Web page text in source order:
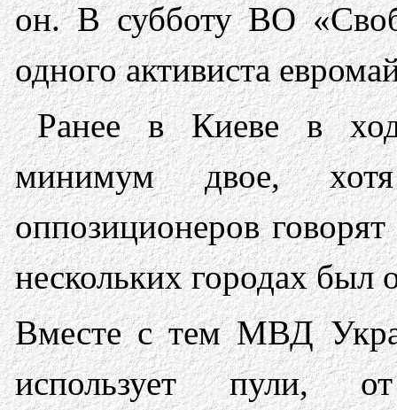
он. В субботу ВО
одного активиста
Ранее в Киеве в
минимум двое,
оппозиционеров
нескольких городах был
Вместе с тем МВД
использует пули,